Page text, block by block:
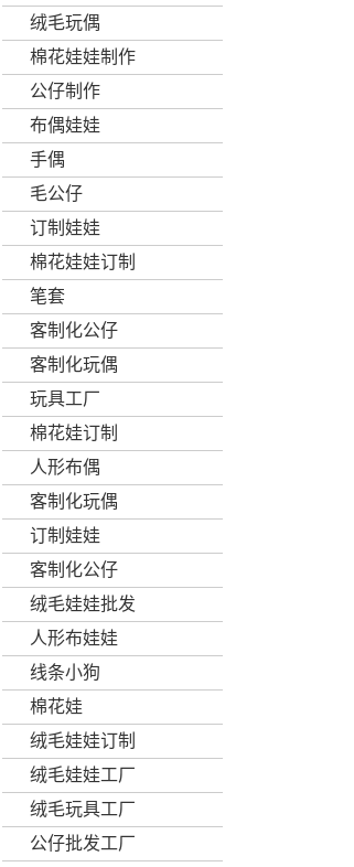
绒毛玩偶
棉花娃娃制作
公仔制作
布偶娃娃
手偶
毛公仔
订制娃娃
棉花娃娃订制
笔套
客制化公仔
客制化玩偶
玩具工厂
棉花娃订制
人形布偶
客制化玩偶
订制娃娃
客制化公仔
绒毛娃娃批发
人形布娃娃
线条小狗
棉花娃
绒毛娃娃订制
绒毛娃娃工厂
绒毛玩具工厂
公仔批发工厂